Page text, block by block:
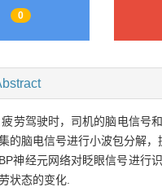
0
疲劳驾驶时，司机的脑电信号
的脑电信号进行小波包分解
神经元网络对眨眼信号进行
状态的变化.